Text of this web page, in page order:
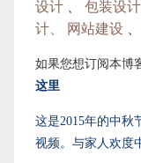
设计
包装设计
计、
网站建设
如果您想订阅本博
这里
这是2015年的中秋
视频。与家人欢度